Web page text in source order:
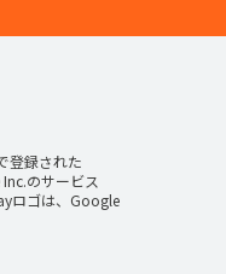
登録された
のサービス
ロゴは、Google